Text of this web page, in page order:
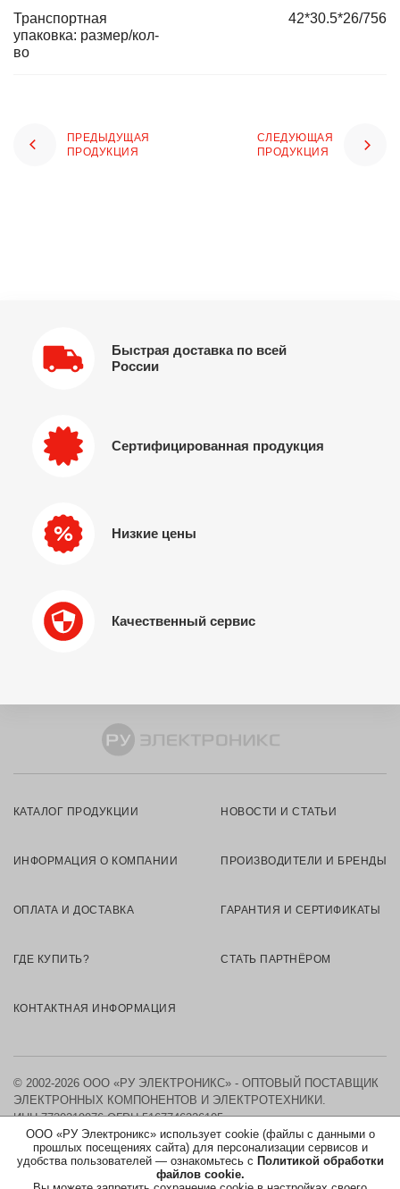
Транспортная
упаковка: размер/кол-
во
42*30.5*26/756
ПРЕДЫДУЩАЯ
ПРОДУКЦИЯ
СЛЕДУЮЩАЯ
ПРОДУКЦИЯ
Быстрая доставка по всей
России
Сертифицированная продукция
Низкие цены
Качественный сервис
ООО «РУ Электроникс» использует cookie (файлы с данными о
прошлых посещениях сайта) для персонализации сервисов и
удобства пользователей — ознакомьтесь с Политикой обработки
файлов cookie.
КАТАЛОГ ПРОДУКЦИИ НОВОСТИ И СТАТЬИ
ИНФОРМАЦИЯ О КОМПАНИИ ПРОИЗВОДИТЕЛИ И БРЕНДЫ
ОПЛАТА И ДОСТАВКА ГАРАНТИЯ И СЕРТИФИКАТЫ
ГДЕ КУПИТЬ? СТАТЬ ПАРТНЁРОМ
КОНТАКТНАЯ ИНФОРМАЦИЯ
© 2002-2026 ООО «РУ ЭЛЕКТРОНИКС» - ОПТОВЫЙ ПОСТАВЩИК
ЭЛЕКТРОННЫХ КОМПОНЕНТОВ И ЭЛЕКТРОТЕХНИКИ.
ИНН 7730219976 ОГРН 5167746326105
КАРТА САЙТА